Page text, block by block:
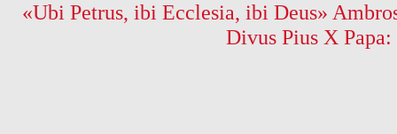
«Ubi Petrus, ibi Ecclesia, ibi Deus»
Divus Pius X Papa: